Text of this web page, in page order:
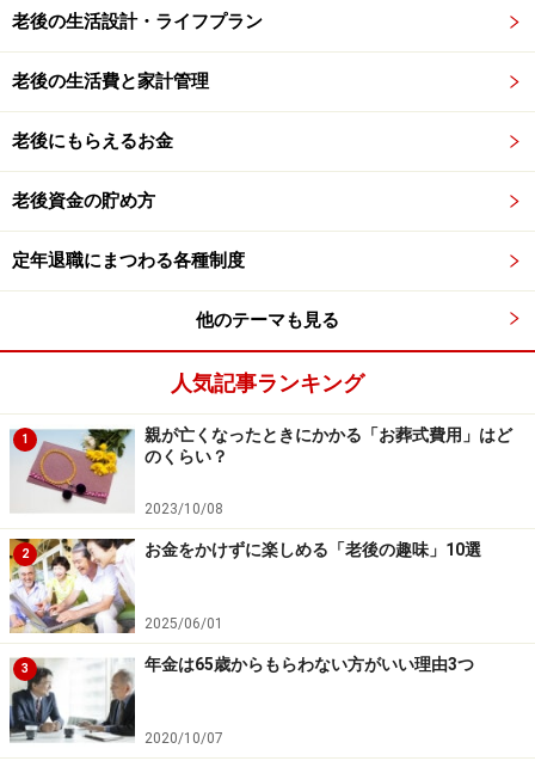
しれませんが、本当に必要な物なら、セール以外でも買
う価値があります。これを習慣にすると、ストックのム
ダが減り、収納スペースもスッキリします。
ムダな買い物を減らすコツ3：1つ増やした
ら1つ手放す
家で過ごす時間が長くなるシニア世代にとって、快適な
住空間を保つことは、心の健康にもつながります。しか
し、必要以上に物が増えると、整理整頓が難しくなり、
生活動線が狭くなることも。
そこでおすすめなのが、「1つ増やしたら1つ手放す」ル
ールです。
・新しい服を買ったら、着なくなった服を1枚手放す
・新しいお皿を買ったら、使っていない食器を処分する
・新しい家電を買ったら、古い物をリサイクルに出す
このルールを取り入れると、「本当に必要な物だけを残
す」意識が生まれ、家の中がスッキリします。また、整
理整頓がしやすくなり、何がどこにあるか一目で分かる
ため、管理の手間も減ります。
老後の生活設計・ライフプラン
老後の生活費と家計管理
老後にもらえるお金
老後資金の貯め方
定年退職にまつわる各種制度
他のテーマも見る
人気記事ランキング
1
親が亡くなったときにかかる「お葬式費用」はど
のくらい？
2023/10/08
2 お金をかけずに楽しめる「老後の趣味」10選
2025/06/01
3 年金は65歳からもらわない方がいい理由3つ
2020/10/07